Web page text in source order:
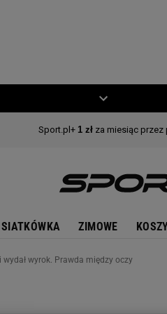
SIATKÓWKA ZIMOWE
wydał wyrok. Prawda między oczy